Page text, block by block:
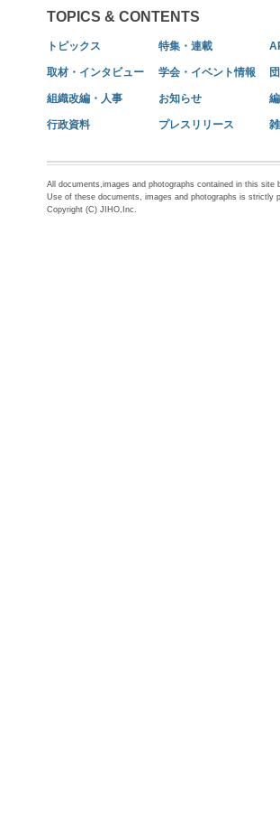
TOPICS & CONTENTS
トピックス 特集・連載
取材・インタビュー 学会・イベント情報
組織改編・人事 お知らせ
行政資料 プレスリリース
All documents,images and photographs contained in this site
Use of these documents, images and photographs is strictly
Copyright (C) JIHO,Inc.